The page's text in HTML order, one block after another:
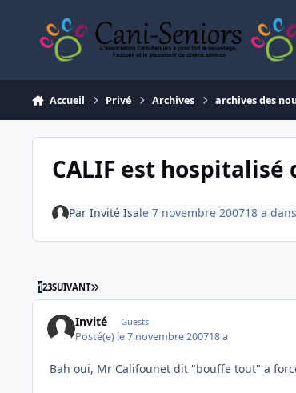
Accueil Privé Archives archives des
CALIF est hospitalisé
Par Invité Isale 7 novembre 200718 a dans
123SUIVANT DERNIÈRE PAGE
Invité Guests
Posté(e) le 7 novembre 200718 a
Bah oui, Mr Califounet dit "bouffe tout" a